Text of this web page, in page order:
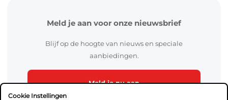
Meld je aan voor onze nieuwsbrief
Blijf op de hoogte van nieuws en speciale
aanbiedingen.
Meld je nu aan
Cookie Instellingen